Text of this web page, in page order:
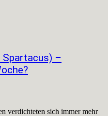
Spartacus) –
verdichteten sich immer mehr